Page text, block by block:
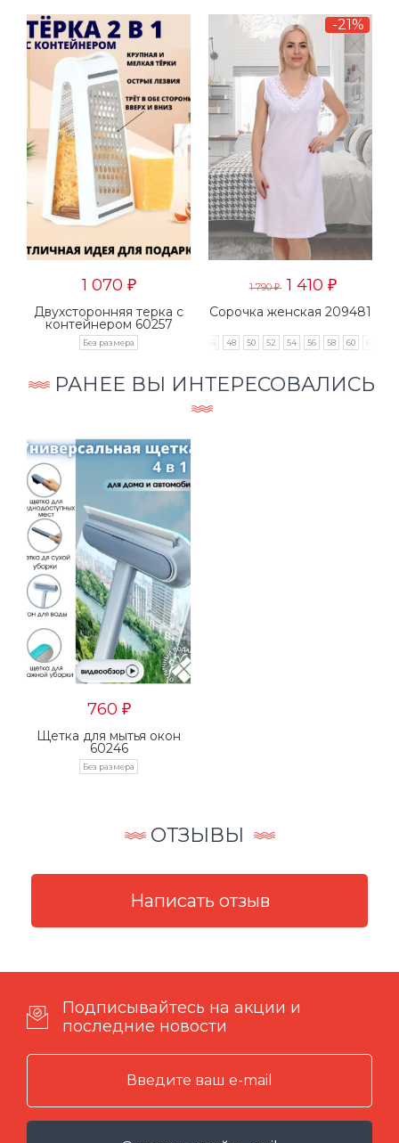
1 070 ₽
Двухсторонняя терка с
контейнером 60257
Без размера
-21%
1 790₽ 1 410 ₽
Сорочка женская 209481
46 48 50 52 54 56 58 60 62
РАНЕЕ ВЫ ИНТЕРЕСОВАЛИСЬ
760 ₽
Щетка для мытья окон
60246
Без размера
ОТЗЫВЫ
Подписывайтесь на акции и
последние новости